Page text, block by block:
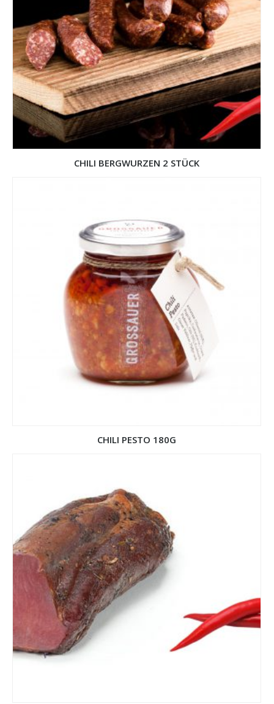
CHILI BERGWURZEN 2 STÜCK
CHILI PESTO 180G